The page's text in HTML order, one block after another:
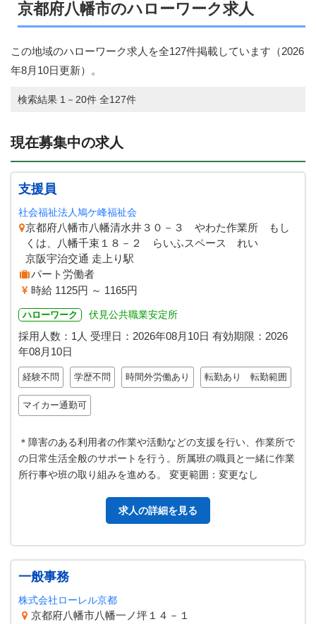
京都府八幡市のハローワーク求人
この地域のハローワーク求人を全127件掲載しています（2026
年8月10日更新）。
検索結果 1－20件 全127件
現在募集中の求人
支援員
社会福祉法人鳩ケ峰福祉会
京都府八幡市八幡清水井３０－３ やわた作業所 もし
くは、八幡千束１８－２ らいふスペース れい
京阪宇治交通 走上り駅
パート労働者
時給 1125円 ～ 1165円
ハローワーク 伏見公共職業安定所
採用人数：1人 受理日： 2026年08月10日 有効期限： 2026
年08月10日
経験不問 学歴不問 時間外労働あり 転勤あり 転勤範囲
マイカー通勤可
＊障害のある利用者の作業や活動などの支援を行い、作業所で
の日常生活全般のサポートを行う。所属班の職員と一緒に作業
所行事や班の取り組みを進める。 変更範囲：変更なし
求人の詳細を見る
一般事務
株式会社ローレル京都
京都府八幡市八幡一ノ坪１４－１